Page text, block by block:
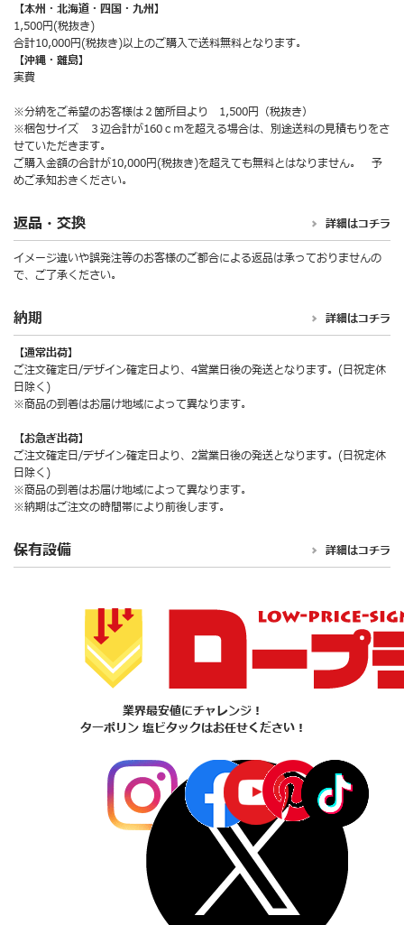
【本州・北海道・四国・九州】
1,500円(税抜き)
合計10,000円(税抜き)以上のご購入で送料無料となります。
【沖縄・離島】
実費
※分納をご希望のお客様は２箇所目より 1,500円（税抜き）
※梱包サイズ ３辺合計が160ｃｍを超える場合は、別途送料の見積もりをさ
せていただきます。
ご購入金額の合計が10,000円(税抜き)を超えても無料とはなりません。 予
めご承知おきください。
返品・交換 詳細はコチラ
イメージ違いや誤発注等のお客様のご都合による返品は承っておりませんの
で、ご了承ください。
納期 詳細はコチラ
【通常出荷】
ご注文確定日/デザイン確定日より、4営業日後の発送となります。(日祝定休
日除く)
※商品の到着はお届け地域によって異なります。
【お急ぎ出荷】
ご注文確定日/デザイン確定日より、2営業日後の発送となります。(日祝定休
日除く)
※商品の到着はお届け地域によって異なります。
※納期はご注文の時間帯により前後します。
保有設備 詳細はコチラ
業界最安値にチャレンジ！
ターポリン 塩ビタックはお任せください！